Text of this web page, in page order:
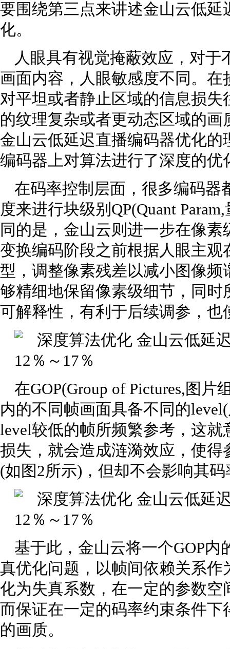
要围绕第三点来讲述金山云低
化。
人眼具有视觉掩蔽效应，对
画面内容，人眼敏感度不同。
对平坦或者静止区域的信息损
的纹理复杂或者更动态区域的
金山云低延迟直播编码器优化
编码器上对算法进行了深度的优
在码率控制层面，很多编码器
度来进行块级别QP(Quant
同的是，金山云则进一步在像
变换编码阶段之前根据人眼主
型，调整像素残差以减小图像
够精细地保留像素级细节，同
可解释性，有利于后续调参，
在GOP(Group of Pictures,图
内的不同帧画面具备不同的
level较低的帧所频繁参考，这
损失，就会造成涟漪效应，使
(如图2所示)，但却不会影响其码
基于此，金山云将一个GOP
真优化问题，以帧间依赖关系
化为失真系数，在一定的参数
而保证在一定的码率约束条件
的画质。